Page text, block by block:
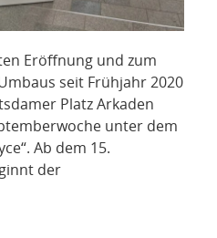
Eröffnung und zum
seit Frühjahr 2020
Platz Arkaden
unter dem
Ab dem 15.
der